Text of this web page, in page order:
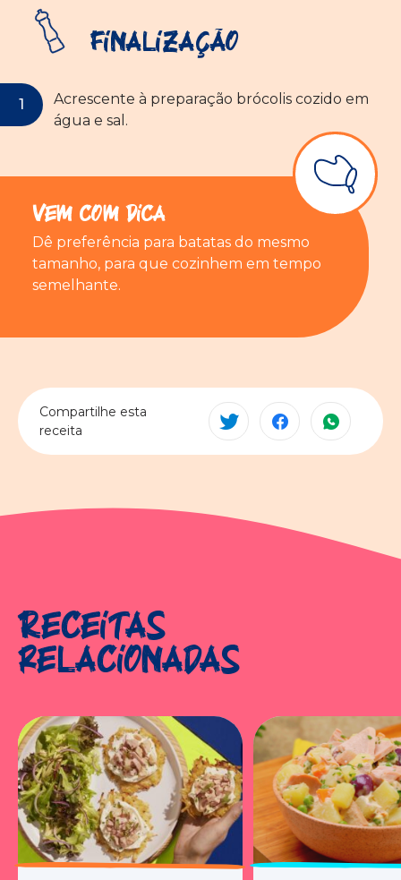
Finalização
Acrescente à preparação brócolis cozido em
água e sal.
Vem com Dica
Dê preferência para batatas do mesmo
tamanho, para que cozinhem em tempo
semelhante.
Compartilhe esta
receita
Receitas
relacionadas